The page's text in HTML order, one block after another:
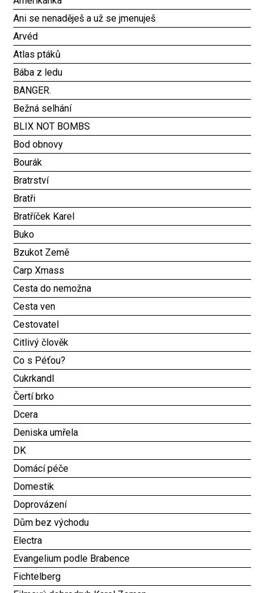
Ani se nenaděješ a už se jmenuješ
Arvéd
Atlas ptáků
Bába z ledu
BANGER.
Bežná selhání
BLIX NOT BOMBS
Bod obnovy
Bourák
Bratrství
Bratři
Bratříček Karel
Buko
Bzukot Země
Carp Xmass
Cesta do nemožna
Cesta ven
Cestovatel
Citlivý člověk
Co s Péťou?
Cukrkandl
Čertí brko
Dcera
Deniska umřela
DK
Domácí péče
Domestik
Doprovázení
Dům bez východu
Electra
Evangelium podle Brabence
Fichtelberg